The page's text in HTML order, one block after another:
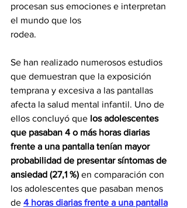
procesan sus emociones e interpretan
el mundo que los
rodea.
Se han realizado numerosos estudios
que demuestran que la exposición
temprana y excesiva a las pantallas
afecta la salud mental infantil. Uno de
ellos concluyó que los adolescentes
que pasaban 4 o más horas diarias
frente a una pantalla tenían mayor
probabilidad de presentar síntomas de
ansiedad (27,1 %) en comparación con
los adolescentes que pasaban menos
de 4 horas diarias frente a una pantalla